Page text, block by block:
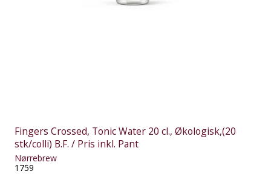
Fingers Crossed, Tonic Water 20 cl., Økologisk,(20
stk/colli) B.F. / Pris inkl. Pant
Nørrebrew
1759